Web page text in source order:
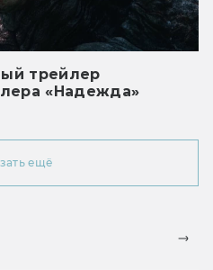
трейлер
«Надежда»
ещё